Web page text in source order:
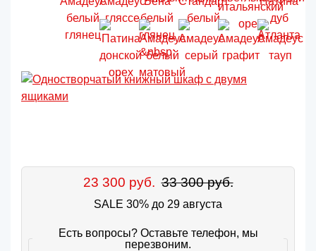
23 300 руб. 33 300 руб.
SALE 30% до 29 августа
Есть вопросы? Оставьте телефон, мы
перезвоним.